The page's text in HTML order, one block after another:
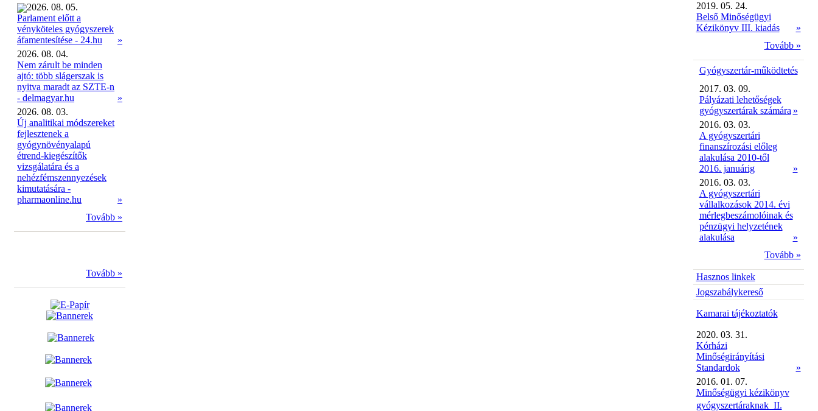
2026. 08. 05.
Parlament előtt a
vényköteles gyógyszerek
áfamentesítése - 24.hu
»
2026. 08. 04.
Nem zárult be minden
ajtó: több slágerszak is
nyitva maradt az SZTE-n
- delmagyar.hu
»
2026. 08. 03.
Új analitikai módszereket
fejlesztenek a
gyógynövényalapú
étrend-kiegészítők
vizsgálatára és a
nehézfémszennyezések
kimutatására -
pharmaonline.hu
»
Tovább »
Tovább »
2019. 05. 24.
Belső Minőségügyi
Kézikönyv III. kiadás
»
Tovább »
Gyógyszertár-működtetés
2017. 03. 09.
Pályázati lehetőségek
gyógyszertárak számára »
2016. 03. 03.
A gyógyszertári
finanszírozási előleg
alakulása 2010-től
2016. januárig
»
2016. 03. 03.
A gyógyszertári
vállalkozások 2014. évi
mérlegbeszámolóinak és
pénzügyi helyzetének
alakulása
»
Tovább »
Hasznos linkek
Jogszabálykereső
Kamarai tájékoztatók
2020. 03. 31.
Kórházi
Minőségirányítási
Standardok
»
2016. 01. 07.
Minőségügyi kézikönyv
gyógyszertáraknak  II.